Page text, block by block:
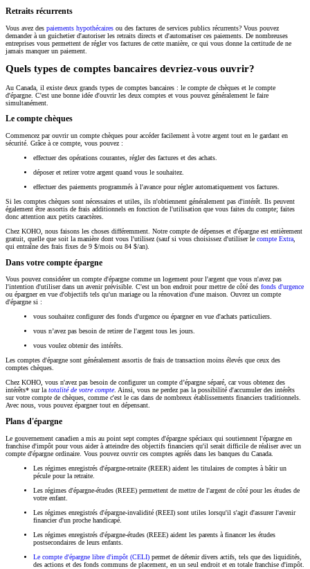
Retraits récurrents
Vous avez des paiements hypothécaires ou des factures de services publics récurrents? Vous pouvez
demander à un guichetier d'autoriser les retraits directs et d'automatiser ces paiements. De nombreuses
entreprises vous permettent de régler vos factures de cette manière, ce qui vous donne la certitude de ne
jamais manquer un paiement.
Quels types de comptes bancaires devriez-vous ouvrir?
Au Canada, il existe deux grands types de comptes bancaires : le compte de chèques et le compte
d'épargne. C'est une bonne idée d'ouvrir les deux comptes et vous pouvez généralement le faire
simultanément.
Le compte chèques
Commencez par ouvrir un compte chèques pour accéder facilement à votre argent tout en le gardant en
sécurité. Grâce à ce compte, vous pouvez :
effectuer des opérations courantes, régler des factures et des achats.
déposer et retirer votre argent quand vous le souhaitez.
effectuer des paiements programmés à l'avance pour régler automatiquement vos factures.
Si les comptes chèques sont nécessaires et utiles, ils n'obtiennent généralement pas d'intérêt. Ils peuvent
également être assortis de frais additionnels en fonction de l'utilisation que vous faites du compte; faites
donc attention aux petits caractères.
Chez KOHO, nous faisons les choses différemment. Notre compte de dépenses et d'épargne est entièrement
gratuit, quelle que soit la manière dont vous l'utilisez (sauf si vous choisissez d'utiliser le compte Extra
qui entraîne des frais fixes de 9 $/mois ou 84 $/an).
Dans votre compte épargne
Vous pouvez considérer un compte d'épargne comme un logement pour l'argent que vous n'avez pas
l'intention d'utiliser dans un avenir prévisible. C'est un bon endroit pour mettre de côté des fonds d'urgence
ou épargner en vue d'objectifs tels qu'un mariage ou la rénovation d'une maison. Ouvrez un compte
d'épargne si :
vous souhaitez configurer des fonds d'urgence ou épargner en vue d'achats particuliers.
vous n’avez pas besoin de retirer de l'argent tous les jours.
vous voulez obtenir des intérêts.
Les comptes d'épargne sont généralement assortis de frais de transaction moins élevés que ceux des
comptes chèques.
Chez KOHO, vous n'avez pas besoin de configurer un compte d’épargne séparé, car vous obtenez des
intérêts* sur latotalité de votre compte. Ainsi, vous ne perdez pas la possibilité d'accumuler des intérêts
sur votre compte de chèques, comme c'est le cas dans de nombreux établissements financiers traditionnels.
Avec nous, vous pouvez épargner tout en dépensant.
Plans d'épargne
Le gouvernement canadien a mis au point sept comptes d'épargne spéciaux qui soutiennent l'épargne en
franchise d'impôt pour vous aider à atteindre des objectifs financiers qu'il serait difficile de réaliser avec un
compte d'épargne ordinaire. Vous pouvez ouvrir ces comptes agréés dans les banques du Canada.
Les régimes enregistrés d'épargne-retraite (REER) aident les titulaires de comptes à bâtir un
pécule pour la retraite.
Les régimes d'épargne-études (REEE) permettent de mettre de l'argent de côté pour les études de
votre enfant.
Les régimes enregistrés d'épargne-invalidité (REEI) sont utiles lorsqu'il s'agit d'assurer l'avenir
financier d'un proche handicapé.
Les régimes enregistrés d'épargne-études (REEE) aident les parents à financer les études
postsecondaires de leurs enfants.
Le compte d'épargne libre d'impôt (CELI) permet de détenir divers actifs, tels que des liquidités,
des actions et des fonds communs de placement, en un seul endroit et en totale franchise d'impôt.